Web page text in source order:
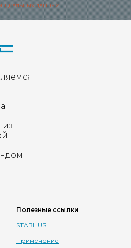
данных.
из
Полезные ссылки
STABILUS
Применение